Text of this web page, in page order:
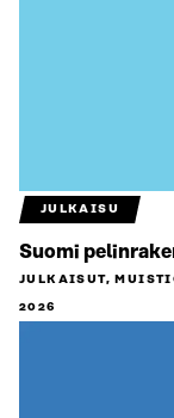
JULKAISU
Suomi
JULKAISUT,
2026